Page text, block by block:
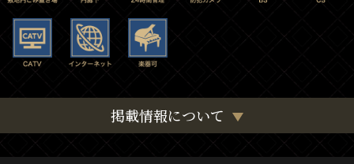
掲載情報について